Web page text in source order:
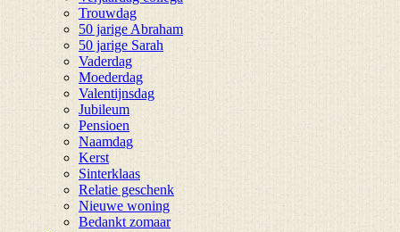
Trouwdag
50 jarige Abraham
50 jarige Sarah
Vaderdag
Moederdag
Valentijnsdag
Jubileum
Pensioen
Naamdag
Kerst
Sinterklaas
Relatie geschenk
Nieuwe woning
Bedankt zomaar